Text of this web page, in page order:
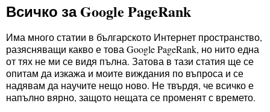
Всичко за Google PageRank
Има много статии в българското Интернет пространство,
разясняващи какво е това Google PageRank, но нито една
от тях не ми се видя пълна. Затова в тази статия ще се
опитам да изкажа и моите виждания по въпроса и се
надявам да научите нещо ново. Не твърдя, че всичко е
напълно вярно, защото нещата се променят с времето.